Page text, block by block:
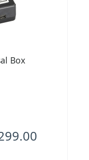
Box